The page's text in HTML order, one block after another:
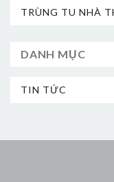
TRÙNG TU NHÀ
DANH MỤC
TIN TỨC